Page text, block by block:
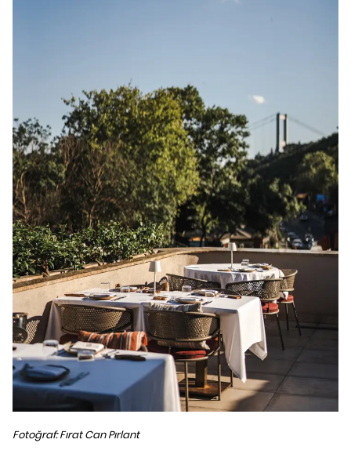
Fotoğraf: Fırat Can Pırlant